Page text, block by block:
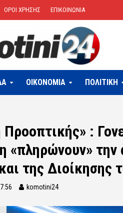
ΟΡΟΙ ΧΡΗΣΗΣ ΕΠΙΚΟΙΝΩΝΙΑ
OIKONOMIA ΠΟΛΙΤΙΚΗ
:
«πληρώνουν» την
της Διοίκησης
komotini24